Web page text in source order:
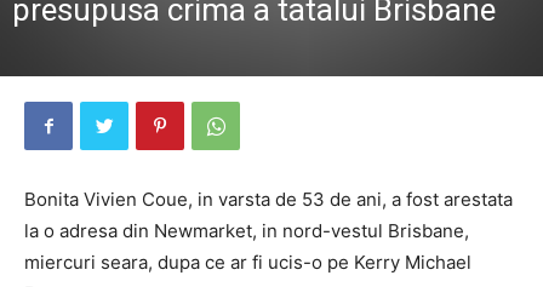
presupusa crima a tatalui Brisbane
Bonita Vivien Coue, in varsta de 53 de ani, a fost arestata
la o adresa din Newmarket, in nord-vestul Brisbane,
miercuri seara, dupa ce ar fi ucis-o pe Kerry Michael